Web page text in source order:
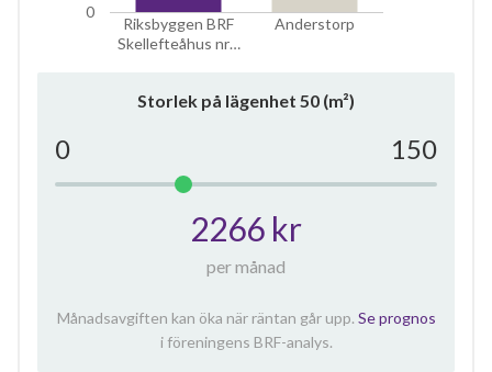
Riksbyggen BRF
Skellefteåhus nr…
Anderstorp
0
Storlek på lägenhet 50 (m²)
0 150
2266 kr
per månad
Månadsavgiften kan öka när räntan går upp. Se prognos
i föreningens BRF-analys.